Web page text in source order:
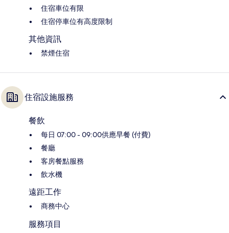
住宿車位有限
住宿停車位有高度限制
其他資訊
禁煙住宿
住宿設施服務
餐飲
每日 07:00 - 09:00供應早餐 (付費)
餐廳
客房餐點服務
飲水機
遠距工作
商務中心
服務項目